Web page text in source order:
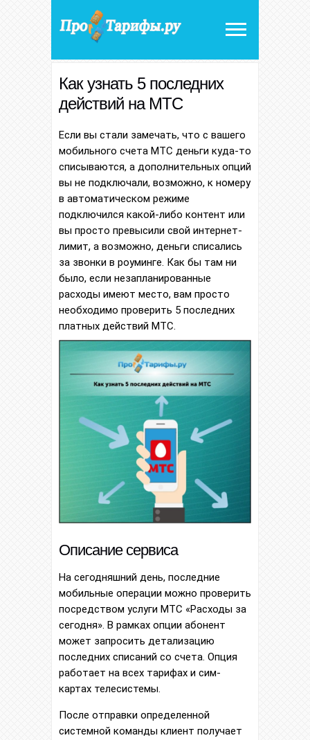
Как узнать 5 последних
действий на МТС
Если вы стали замечать, что с вашего
мобильного счета МТС деньги куда-то
списываются, а дополнительных опций
вы не подключали, возможно, к номеру
в автоматическом режиме
подключился какой-либо контент или
вы просто превысили свой интернет-
лимит, а возможно, деньги списались
за звонки в роуминге. Как бы там ни
было, если незапланированные
расходы имеют место, вам просто
необходимо проверить 5 последних
платных действий МТС.
Описание сервиса
На сегодняшний день, последние
мобильные операции можно проверить
посредством услуги МТС «Расходы за
сегодня». В рамках опции абонент
может запросить детализацию
последних списаний со счета. Опция
работает на всех тарифах и сим-
картах телесистемы.
После отправки определенной
системной команды клиент получает